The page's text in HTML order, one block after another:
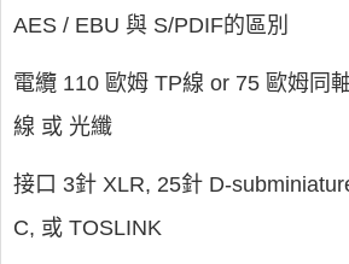
AES / EBU 與 S/PDIF的區別
電纜 110 歐姆 TP線 or 75 歐姆同
線 或 光纖
接口 3針 XLR, 25針 D-
C, 或 TOSLINK